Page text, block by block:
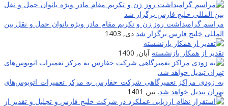
مراسم گرامیداشت روز زن و تکریم مقام مادر ویژه بانوان حمل و نقل بین
المللی خلیج فارس برگزار شد دی, 1403
تقدیر از همکار بازنشسته آبان, 1400
به زودی مراکز تعمیرگاهی شرکت حفارس به مرکز تعمیرات اتوبوس‌های
تهران تبدیل خواهد شد. تیر, 1401